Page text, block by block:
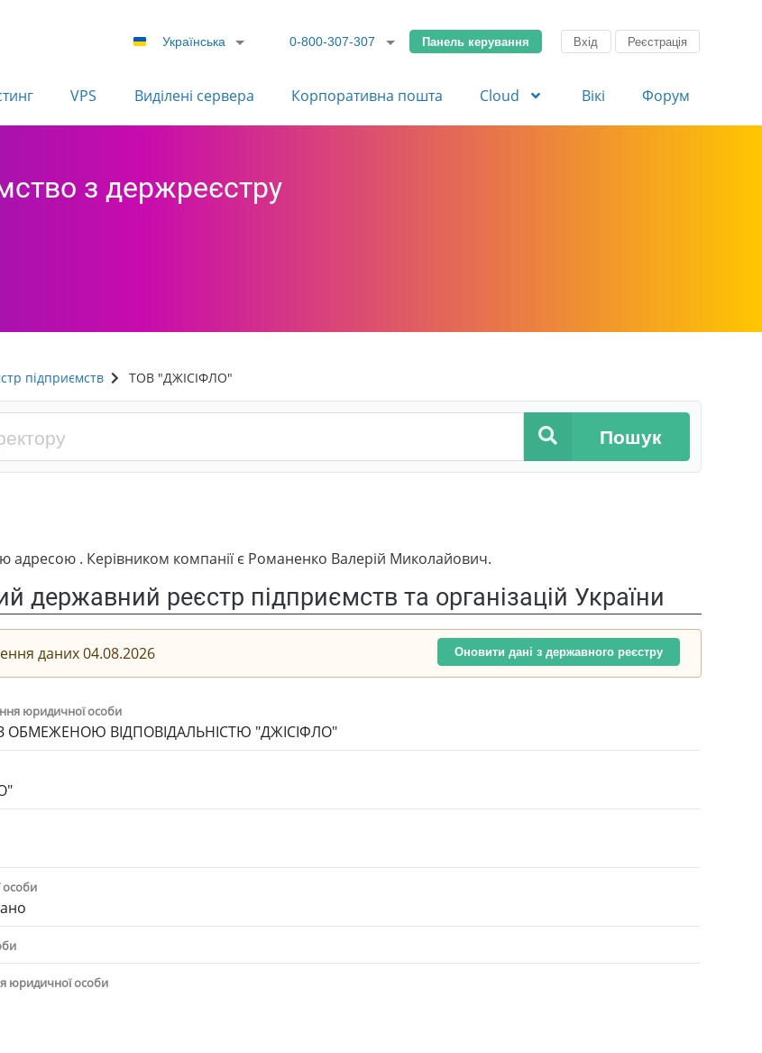
Українська 0-800-307-307 Панель керування Вхід Реєстрація
VPS Виділені сервера Корпоративна пошта Cloud Вікі Форум
з держреєстру
підприємств ТОВ "ДЖІСІФЛО"
Пошук
. Керівником компанії є Романенко Валерій Миколайович.
державний реєстр підприємств та організацій України
даних 04.08.2026 Оновити дані з державного реєстру
юридичної особи
ОБМЕЖЕНОЮ ВІДПОВІДАЛЬНІСТЮ "ДЖІСІФЛО"
особи
юридичної особи